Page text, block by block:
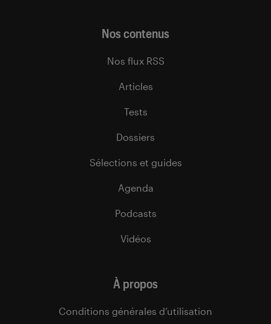
Nos contenus
Nos flux RSS
Articles
Tests
Dossiers
Sélections et guides
Agenda
Podcasts
Vidéos
À propos
Conditions générales d’utilisation